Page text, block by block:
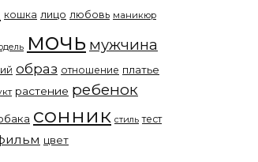
кошка лицо любовь маникюр
мочь мужчина
образ отношение платье
растение ребенок
сонник стиль тест
цвет